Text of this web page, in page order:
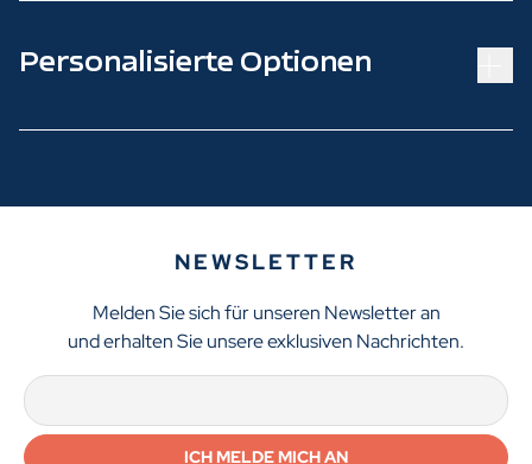
Personalisierte Optionen
NEWSLETTER
Melden Sie sich für unseren Newsletter an
und erhalten Sie unsere exklusiven Nachrichten.